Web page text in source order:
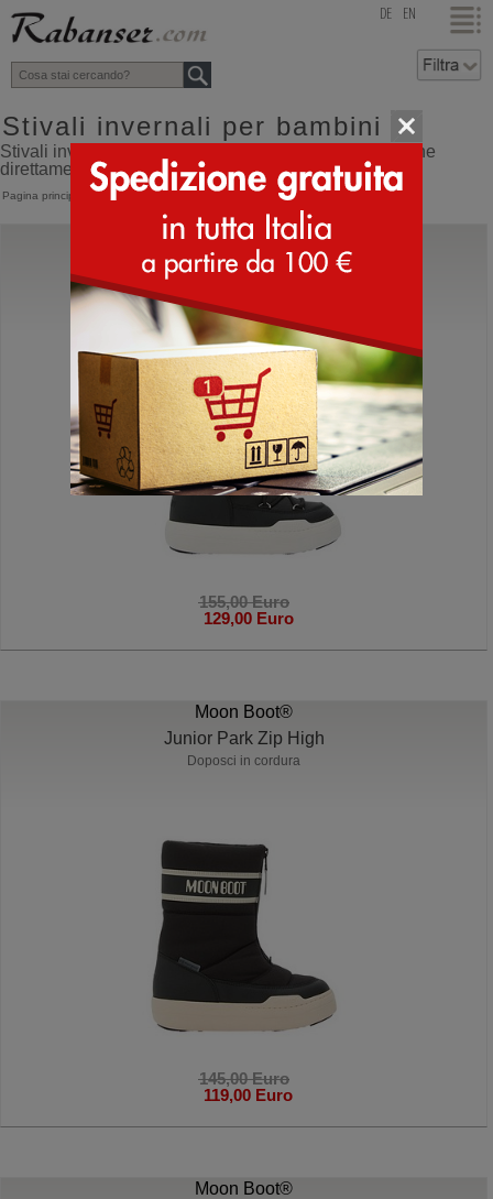
top DE EN
Stivali invernali per bambini
Stivali invernali per bambini online shop con spedizione
direttamente dall'Italia
Pagina principale > Bambino > Stivali invernali
Moon Boot®
Junior Park Tube Lace
155,00 Euro
129,00 Euro
Moon Boot®
Junior Park Zip High
Doposci in cordura
145,00 Euro
119,00 Euro
Moon Boot®